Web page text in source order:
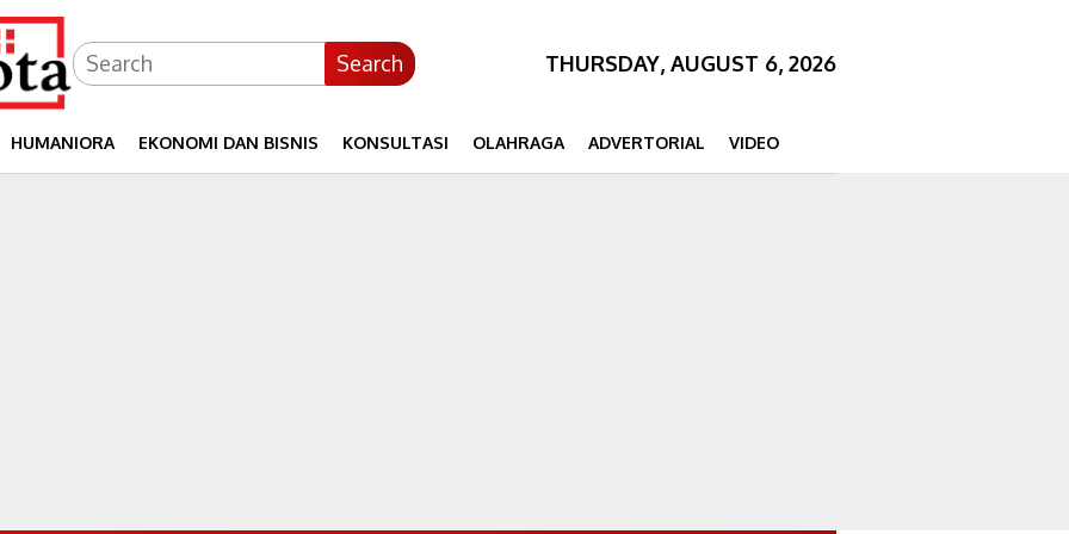
Search THURSDAY, AUGUST 6, 2026
HUMANIORA EKONOMI DAN BISNIS KONSULTASI OLAHRAGA ADVERTORIAL VIDEO